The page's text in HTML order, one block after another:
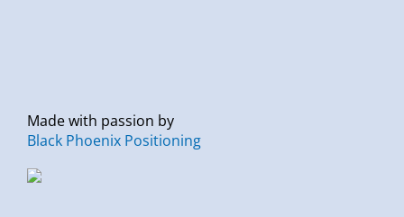
Made with passion by
Black Phoenix Positioning